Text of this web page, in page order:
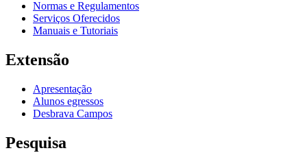
Normas e Regulamentos
Serviços Oferecidos
Manuais e Tutoriais
Extensão
Apresentação
Alunos egressos
Desbrava Campos
Pesquisa